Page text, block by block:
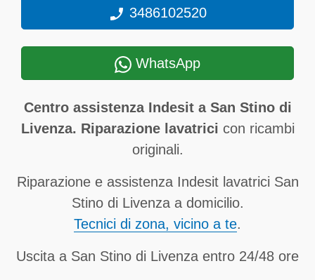
3486102520
WhatsApp
Centro assistenza Indesit a San Stino di
Livenza. Riparazione lavatrici con ricambi
originali.
Riparazione e assistenza Indesit lavatrici San
Stino di Livenza a domicilio.
Tecnici di zona, vicino a te.
Uscita a San Stino di Livenza entro 24/48 ore